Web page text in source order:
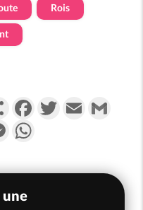
Rois
PartagerFacebookTwitterEmail
Messenger
une